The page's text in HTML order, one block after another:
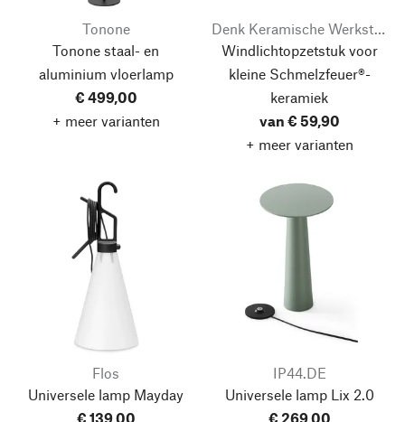
Tonone
Tonone staal- en
aluminium vloerlamp
€ 499,00
+ meer varianten
Denk Keramische Werkstätten
Windlichtopzetstuk voor
kleine Schmelzfeuer®-
keramiek
van € 59,90
+ meer varianten
Flos
Universele lamp Mayday
€ 139,00
IP44.DE
Universele lamp Lix 2.0
€ 269,00